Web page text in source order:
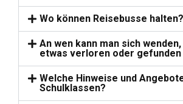
Wo können Reisebusse halten?
An wen kann man sich
etwas verloren oder gefunden
Welche Hinweise und
Schulklassen?